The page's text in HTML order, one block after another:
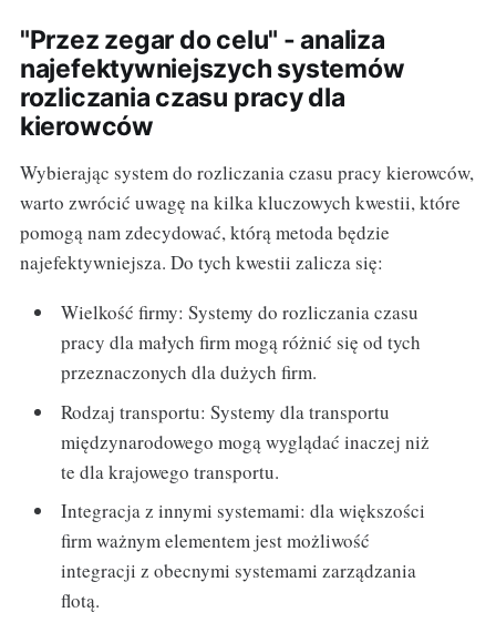
"Przez zegar do celu" - analiza
najefektywniejszych systemów
rozliczania czasu pracy dla
kierowców
Wybierając system do rozliczania czasu pracy kierowców,
warto zwrócić uwagę na kilka kluczowych kwestii, które
pomogą nam zdecydować, którą metoda będzie
najefektywniejsza. Do tych kwestii zalicza się:
Wielkość firmy: Systemy do rozliczania czasu
pracy dla małych firm mogą różnić się od tych
przeznaczonych dla dużych firm.
Rodzaj transportu: Systemy dla transportu
międzynarodowego mogą wyglądać inaczej niż
te dla krajowego transportu.
Integracja z innymi systemami: dla większości
firm ważnym elementem jest możliwość
integracji z obecnymi systemami zarządzania
flotą.